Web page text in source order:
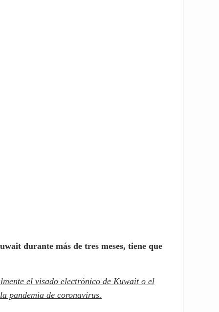
durante más de tres meses, tiene que
el visado electrónico de Kuwait o el
pandemia de coronavirus.